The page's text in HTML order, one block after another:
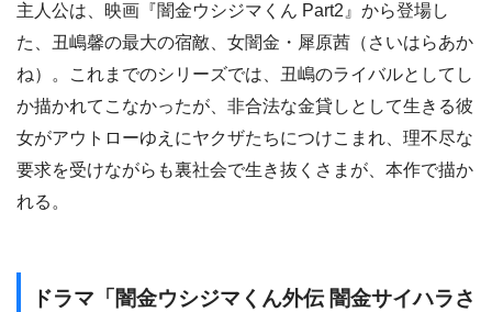
主人公は、映画『闇金ウシジマくん Part2』から登場し
た、丑嶋馨の最大の宿敵、女闇金・犀原茜（さいはらあか
ね）。これまでのシリーズでは、丑嶋のライバルとしてし
か描かれてこなかったが、非合法な金貸しとして生きる彼
女がアウトローゆえにヤクザたちにつけこまれ、理不尽な
要求を受けながらも裏社会で生き抜くさまが、本作で描か
れる。
ドラマ「闇金ウシジマくん外伝 闇金サイハラさ